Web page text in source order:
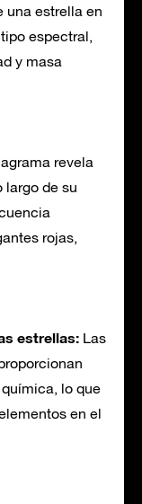
una estrella en
espectral,
y masa
revela
largo de su
rojas,
estrellas: Las
lo que
en el